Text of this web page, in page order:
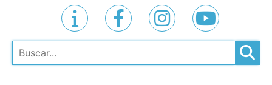
Pesquisar